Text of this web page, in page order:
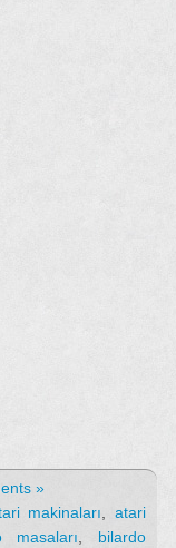
»
makinaları
atari
masaları
bilardo